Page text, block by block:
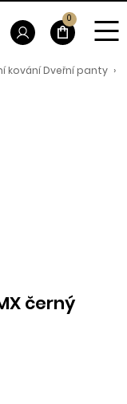
kování Dveřní panty ›
černý
0